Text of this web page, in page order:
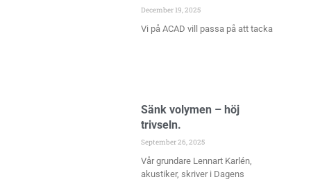
December 19, 2025
Vi på ACAD vill passa på att tacka
Sänk volymen – höj
trivseln.
September 26, 2025
Vår grundare Lennart Karlén,
akustiker, skriver i Dagens